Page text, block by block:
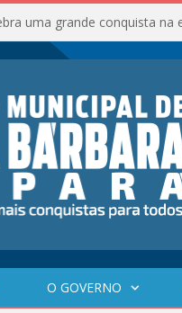
uma grande conquista na
O GOVERNO